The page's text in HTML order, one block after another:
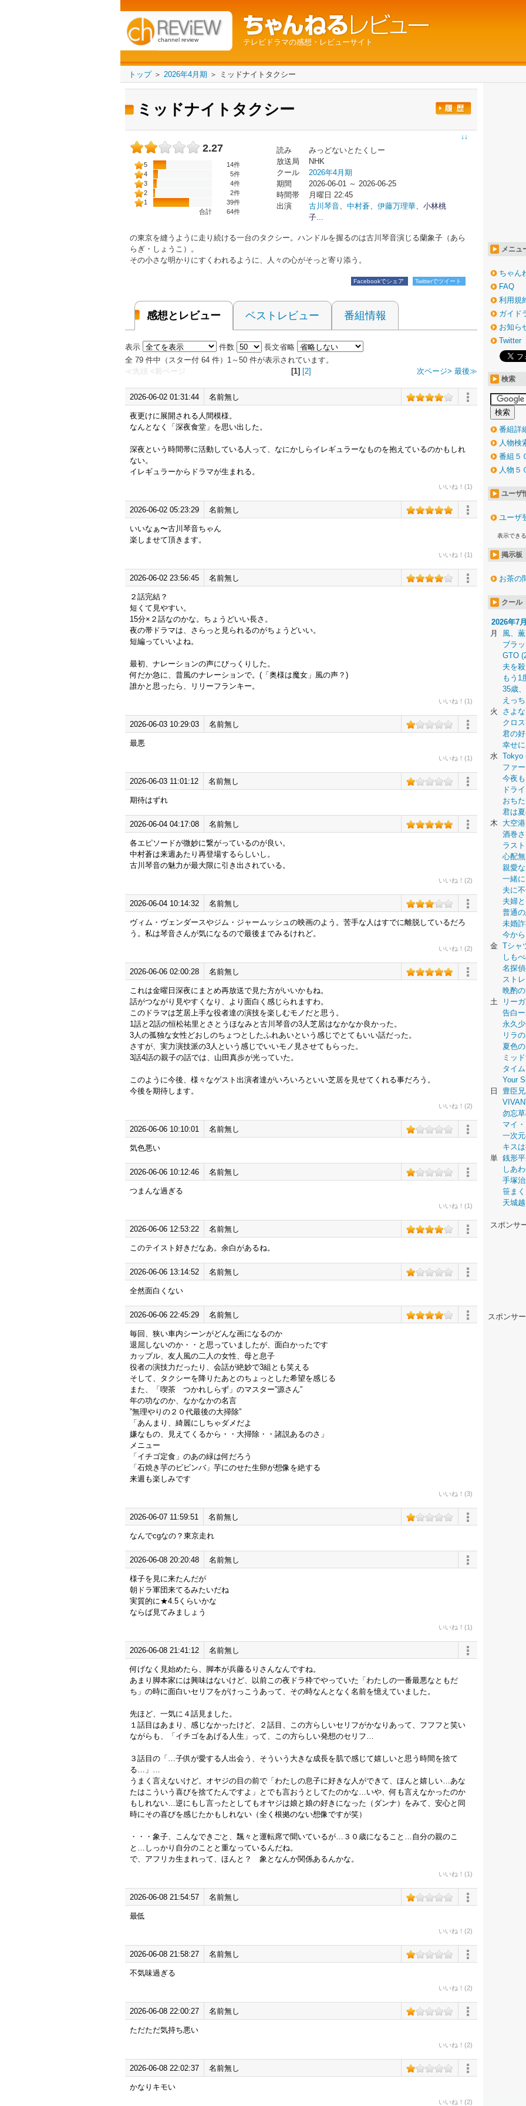
channel review テレビドラマの感想・レビューサイト
トップ＞ 2026年4月期 ＞ ミッドナイトタクシー
ミッドナイトタクシー
↓↓
2.27
5
14件
4
5件
3
4件
2
2件
1
39件
合計
64件
読み
みっどないとたくしー
放送局
NHK
クール
2026年4月期
期間
2026-06-01 ～ 2026-06-25
時間帯
月曜日 22:45
出演
古川琴音、 中村蒼、 伊藤万理華、 小林桃
子...
の東京を縫うように走り続ける一台のタクシー。ハンドルを握るのは古川琴音演じる蘭象子（あら
らぎ・しょうこ）。
その小さな明かりにすくわれるように、人々の心がそっと寄り添う。
Facebookでシェア Twitterでツイート
感想とレビュー ベストレビュー 番組情報
表示 件数
長文省略
全 79 件中（スター付 64 件）1～50 件が表示されています。
≪先頭 <前ページ 次ページ> 最後≫
[1] [2]
2026-06-02 01:31:44 名前無し
夜更けに展開される人間模様。
なんとなく「深夜食堂」を思い出した。
深夜という時間帯に活動している人って、なにかしらイレギュラーなものを抱えているのかもしれ
ない。
イレギュラーからドラマが生まれる。
いいね！(1)
2026-06-02 05:23:29 名前無し
いいなぁ〜古川琴音ちゃん
楽しませて頂きます。
いいね！(1)
2026-06-02 23:56:45 名前無し
２話完結？
短くて見やすい。
15分×２話なのかな。ちょうどいい長さ。
夜の帯ドラマは、さらっと見られるのがちょうどいい。
短編っていいよね。
最初、ナレーションの声にびっくりした。
何だか急に、昔風のナレーションで。(「奥様は魔女」風の声？)
誰かと思ったら、リリーフランキー。
いいね！(1)
2026-06-03 10:29:03 名前無し
最悪
いいね！(1)
2026-06-03 11:01:12 名前無し
期待はずれ
2026-06-04 04:17:08 名前無し
各エピソードが微妙に繋がっているのが良い。
中村蒼は来週あたり再登場するらしいし。
古川琴音の魅力が最大限に引き出されている。
いいね！(2)
2026-06-04 10:14:32 名前無し
ヴィム・ヴェンダースやジム・ジャームッシュの映画のよう。苦手な人はすでに離脱しているだろ
う。私は琴音さんが気になるので最後までみるけれど。
いいね！(2)
2026-06-06 02:00:28 名前無し
これは金曜日深夜にまとめ再放送で見た方がいいかもね。
話がつながり見やすくなり、より面白く感じられますわ。
このドラマは芝居上手な役者達の演技を楽しむモノだと思う。
1話と2話の恒松祐里とさとうほなみと古川琴音の3人芝居はなかなか良かった。
3人の孤独な女性どおしのちょつとしたふれあいという感じでとてもいい話だった。
さすが、実力演技派の3人という感じでいいモノ見させてもらった。
3話4話の親子の話では、山田真歩が光っていた。
このように今後、様々なゲスト出演者達がいろいろといい芝居を見せてくれる事だろう。
今後を期待します。
いいね！(2)
2026-06-06 10:10:01 名前無し
気色悪い
2026-06-06 10:12:46 名前無し
つまんな過ぎる
いいね！(1)
2026-06-06 12:53:22 名前無し
このテイスト好きだなあ。余白があるね。
2026-06-06 13:14:52 名前無し
全然面白くない
2026-06-06 22:45:29 名前無し
毎回、狭い車内シーンがどんな画になるのか
退屈しないのか・・と思っていましたが、面白かったです
カップル、友人風の二人の女性、母と息子
役者の演技力だったり、会話が絶妙で3組とも笑える
そして、タクシーを降りたあとのちょっとした希望を感じる
また、「喫茶 つかれしらず」のマスター”源さん”
年の功なのか、なかなかの名言
”無理やりの２０代最後の大掃除”
「あんまり、綺麗にしちゃダメだよ
嫌なもの、見えてくるから・・大掃除・・諸説あるのさ」
メニュー
「イチゴ定食」のあの緑は何だろう
「石焼き芋のビビンバ」芋にのせた生卵が想像を絶する
来週も楽しみです
いいね！(3)
2026-06-07 11:59:51 名前無し
なんでcgなの？東京走れ
2026-06-08 20:20:48 名前無し
様子を見に来たんだが
朝ドラ軍団来てるみたいだね
実質的に★4.5くらいかな
ならば見てみましょう
いいね！(1)
2026-06-08 21:41:12 名前無し
何げなく見始めたら、脚本が兵藤るりさんなんですね。
あまり脚本家には興味はないけど、以前この夜ドラ枠でやっていた「わたしの一番最悪なともだ
ち」の時に面白いセリフをがけっこうあって、その時なんとなく名前を憶えていました。
先ほど、一気に４話見ました。
１話目はあまり、感じなかったけど、２話目、この方らしいセリフがかなりあって、フフフと笑い
ながらも、「イチゴをあげる人生」って、この方らしい発想のセリフ…
３話目の「…子供が愛する人出会う、そういう大きな成長を肌で感じて嬉しいと思う時間を捨て
る…」…
うまく言えないけど。オヤジの目の前で「わたしの息子に好きな人ができて、ほんと嬉しい…あな
たはこういう喜びを捨てたんですよ」とでも言おうとしてたのかな…いや、何も言えなかったのか
もしれない…逆にもし言ったとしてもオヤジは娘と娘の好きになった（ダンナ）をみて、安心と同
時にその喜びを感じたかもしれない（全く根拠のない想像ですが笑）
・・・象子、こんなできごと、飄々と運転席で聞いているが…３０歳になること…自分の親のこ
と…しっかり自分のことと重なっているんだね。
で、アフリカ生まれって、ほんと？ 象となんか関係あるんかな。
いいね！(1)
2026-06-08 21:54:57 名前無し
最低
いいね！(2)
2026-06-08 21:58:27 名前無し
不気味過ぎる
いいね！(2)
2026-06-08 22:00:27 名前無し
ただただ気持ち悪い
いいね！(2)
2026-06-08 22:02:37 名前無し
かなりキモい
いいね！(2)
メニュ
ちゃん
FAQ
利用規
ガイド
お知ら
Twitter
検索
番組詳
人物検
番組５
人物５
ユーザ
ユーザ
表示でき
掲示板
お茶の
クール
2026年7
月
風、
ブラ
GTO
夫を
もう1
35歳
えっ
火
さよ
クロ
君の
幸せ
水 Tokyo
ファ
今夜
ドラ
おち
君は
木
大空
酒巻
ラス
心配
親愛
一緒
夫に
夫婦
普通
未婚
今か
金 Tシャ
しも
名探
スト
晩酌
土
リー
告白
永久
リラ
夏色
ミッ
タイ
Your
日
豊臣
勿忘
マイ
一次
キス
単 銭形
しあ
手塚
笹ま
天城
スポンサ
スポンサ